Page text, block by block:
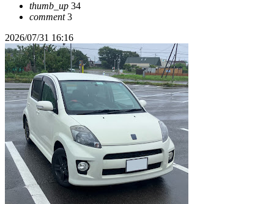
thumb_up 34
comment3
2026/07/31 16:16